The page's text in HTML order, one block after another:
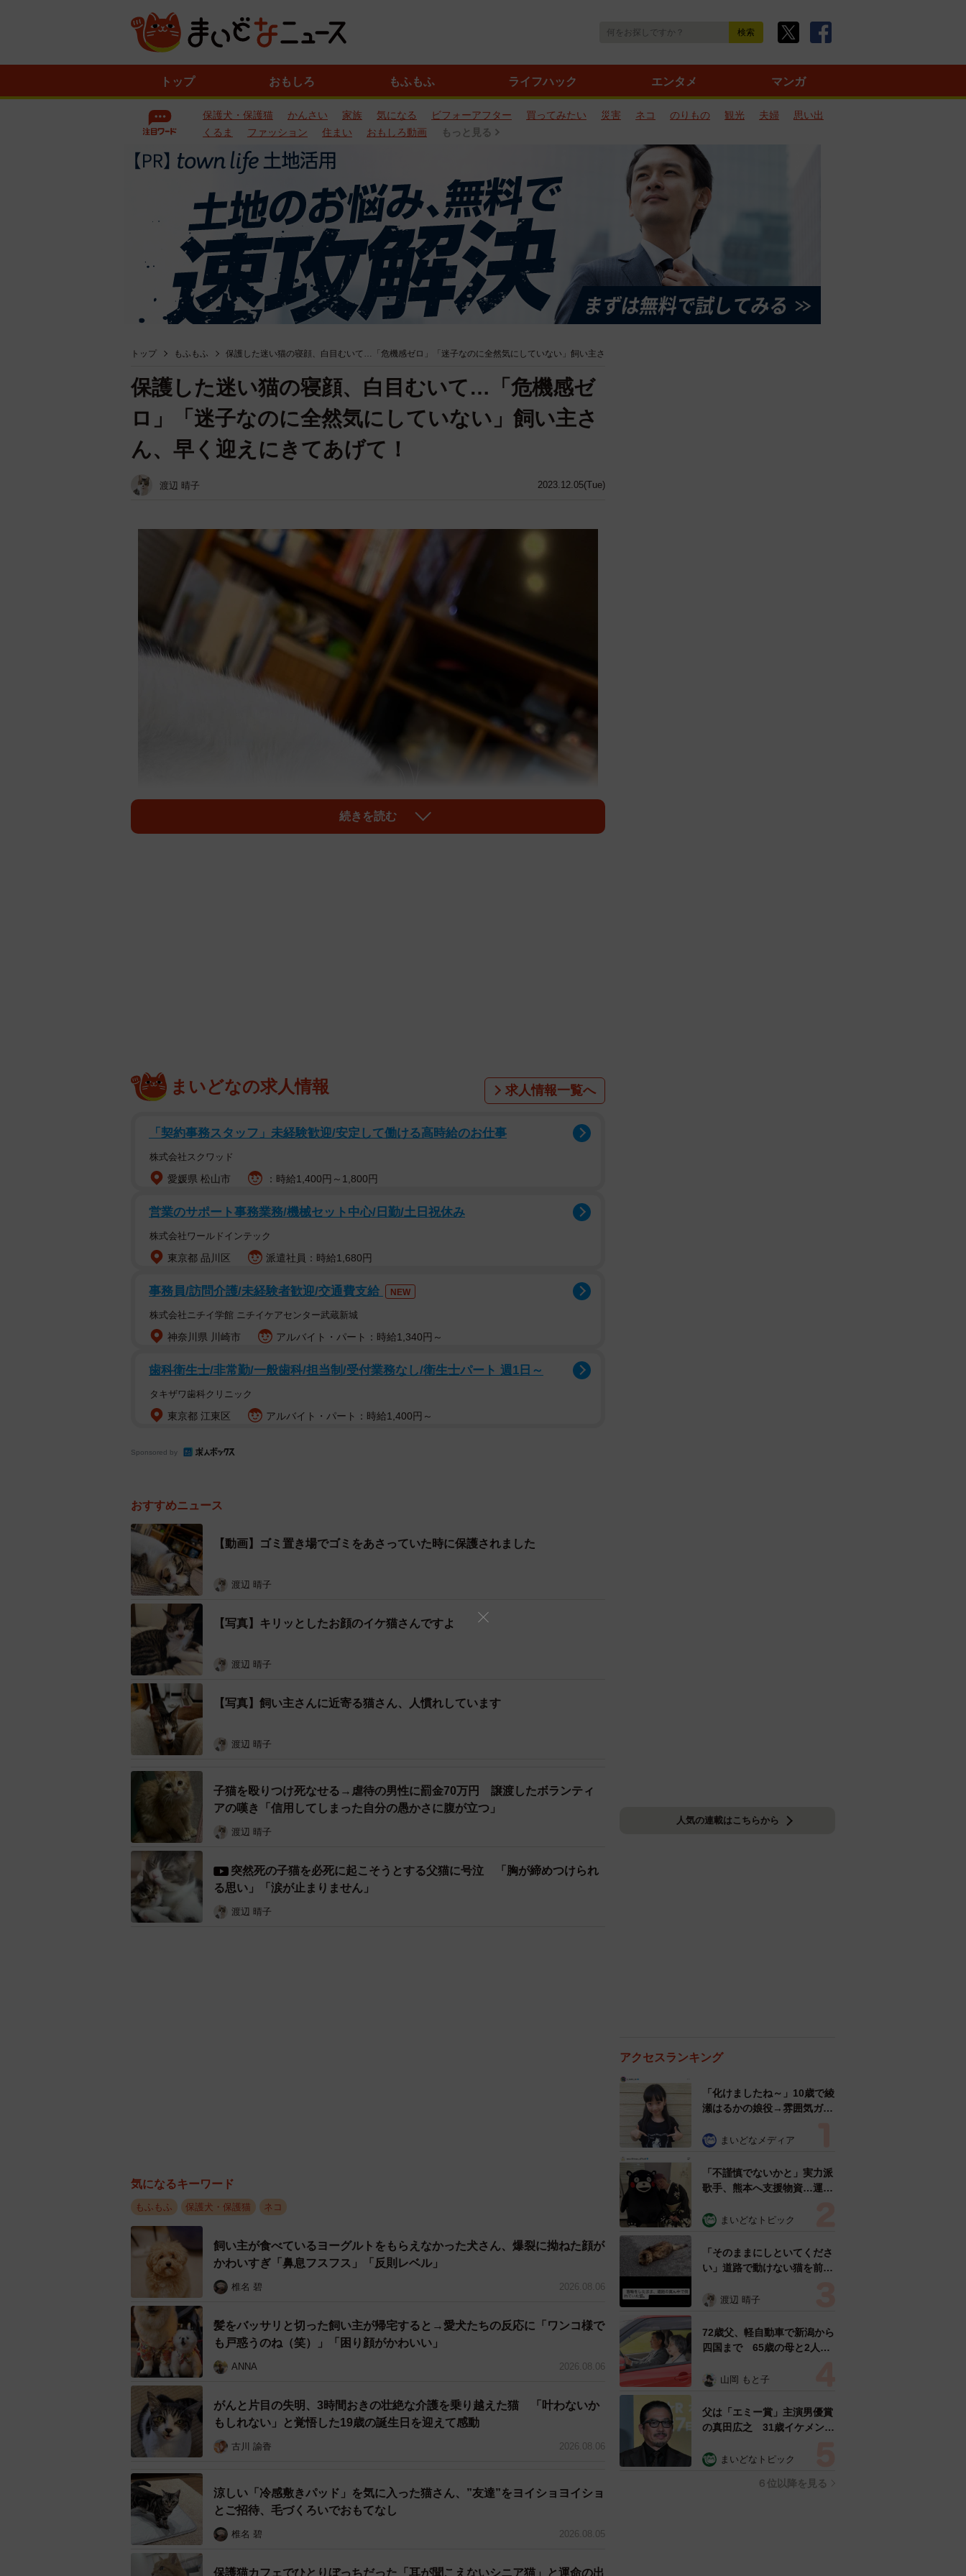
トップ おもしろ もふもふ ライフハック エンタメ マンガ
保護犬・保護猫 かんさい 家族 気になる ビフォーアフター 買ってみたい 災害 ネコ のりもの 観光 夫婦
思い出
くるま
ファッション 住まい おもしろ動画 もっと見る
トップ もふもふ 保護した迷い猫の寝顔、白目むいて…「危機感ゼロ」「迷子なのに全然気にしていない」飼い主さ
2023.12.05(Tue)
保護した迷い猫の寝顔、白目むいて…「危機感ゼ
ロ」「迷子なのに全然気にしていない」飼い主さ
ん、早く迎えにきてあげて！
渡辺 晴子
1/4
迷い猫の危機感全くゼロの寝顔がXで話題に（「迷子ねこ保護してます」さん提供）
「飼い主さんへ
10月にあなたが逃してしまったキジシロくんを保護しています。寝顔が居候の身とは思えま
保護主より」
迷い猫を保護していると、1枚の写真とともにX（旧Twitter）に投稿した「迷子ねこ保護して
「めちゃくちゃくつろいでますやんw」
そんな迷い猫ならぬ寝顔には2万を超えるいいねが付いたほか、思わずほほえんでしまう人
たちからたくさんのコメントも寄せられています。
「迷子なの全然気にしてないですねwwwwww」
「もう完全に居着く気で居ますね（笑）」
「おそらく元々はこちらのおうちの子で、他のおうちに迷い出て一周回って帰ってきたとい
うことも？と思えるほどのくつろぎっぷりです。お心あたりないですか？（笑）」
多くの人を笑わせた猫ちゃん。1歳前後くらいの男の子で、キジシロ猫くんです。今回保護
主さんは飼い主さんを探そうと、Xで呼び掛けています。保護した経緯や猫ちゃんの様子な
どを聞きました。
2/4
ごみをあさっているところを保護されたキジシロ猫くん（「迷子ねこ保護してます」さん提供）
ごみ捨て場でごみをあさっているところを保護 首輪をしているキジシロ猫
──迷い猫のキジシロ猫くん。保護した経緯を教えてください。
「10月下旬ごろ、近所のごみ捨て場でごみをあさって食べていたところを発見しました。私
の存在に気付くとキジシロくんの方からニャーニャー鳴きながら近寄ってきて、足にスリス
リしてきました。近所に何匹かよく見かける野良猫がいるのですが、この子は初めて見るな
と思いつつ、よく見たら首輪をしていることに気づいたので、とりあえず保護することにし
ました」
──首輪をしていたということは飼い猫のようですね。
「はい。少しやせていた程度で毛並みもきれいだったので、脱走して間もないのではと思い
ます。自分も猫を飼っているので、かかりつけの動物病院に電話で迷子の猫を探してる人が
いないかと、保護した後の対応の仕方を聞きました。その後、警察、保健所、他の動物病院
続きを読む
まいどなの求人情報 求人情報一覧へ
「契約事務スタッフ」未経験歓迎/安定して働ける高時給のお仕事
株式会社スクワッド
愛媛県 松山市 ：時給1,400円～1,800円
営業のサポート事務業務/機械セット中心/日勤/土日祝休み
株式会社ワールドインテック
東京都 品川区 派遣社員：時給1,680円
事務員/訪問介護/未経験者歓迎/交通費支給 NEW
株式会社ニチイ学館 ニチイケアセンター武蔵新城
神奈川県 川崎市 アルバイト・パート：時給1,340円～
歯科衛生士/非常勤/一般歯科/担当制/受付業務なし/衛生士パート 週1日～
タキザワ歯科クリニック
東京都 江東区 アルバイト・パート：時給1,400円～
Sponsored by
おすすめニュース
【動画】ゴミ置き場でゴミをあさっていた時に保護されました
渡辺 晴子
【写真】キリッとしたお顔のイケ猫さんですよ
渡辺 晴子
【写真】飼い主さんに近寄る猫さん、人慣れしています
渡辺 晴子
子猫を殴りつけ死なせる→虐待の男性に罰金70万円 譲渡したボランティ
アの嘆き「信用してしまった自分の愚かさに腹が立つ」
渡辺 晴子
突然死の子猫を必死に起こそうとする父猫に号泣 「胸が締めつけられ
る思い」「涙が止まりません」
渡辺 晴子
気になるキーワード
もふもふ 保護犬・保護猫 ネコ
飼い主が食べているヨーグルトをもらえなかった犬さん、爆裂に拗ねた顔が
かわいすぎ「鼻息フスフス」「反則レベル」
椎名 碧 2026.08.06
髪をバッサリと切った飼い主が帰宅すると→愛犬たちの反応に「ワンコ様で
も戸惑うのね（笑）」「困り顔がかわいい」
ANNA 2026.08.06
がんと片目の失明、3時間おきの壮絶な介護を乗り越えた猫 「叶わないか
もしれない」と覚悟した19歳の誕生日を迎えて感動
古川 諭香 2026.08.06
涼しい「冷感敷きパッド」を気に入った猫さん、”友達”をヨイショヨイショ
とご招待、毛づくろいでおもてなし
椎名 碧 2026.08.05
保護猫カフェでひとりぼっちだった「耳が聞こえないシニア猫」と運命の出
人気の連載はこちらから
アクセスランキング
「化けましたね～」10歳で綾
瀬はるかの娘役→雰囲気ガラ
雰囲気が」「宝塚に入れそ
まいどなメディア
「不謹慎でないかと」実力派
歌手、熊本へ支援物資…運搬
めらい 「痛いほど伝わる」
まいどなトピック
「そのままにしといてくださ
い」道路で動けない猫を前に
ようとした4日間 「命の重
表の訴え
渡辺 晴子
72歳父、軽自動車で新潟から
四国まで 65歳の母と2人で
憩まで分刻み… 「大学生で
山岡 もと子
父は「エミー賞」主演男優賞
の真田広之 31歳イケメン俳
「ガチヒロさんそっくり」
まいどなトピック
６位以降を見る